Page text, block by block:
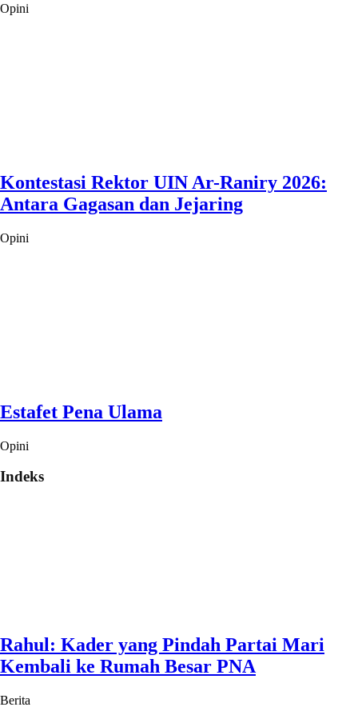
Opini
Kontestasi Rektor UIN Ar-Raniry 2026:
Antara Gagasan dan Jejaring
Opini
Estafet Pena Ulama
Opini
Indeks
Rahul: Kader yang Pindah Partai Mari
Kembali ke Rumah Besar PNA
Berita